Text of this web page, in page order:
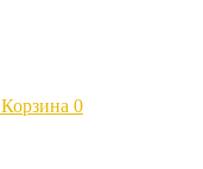
Корзина 0